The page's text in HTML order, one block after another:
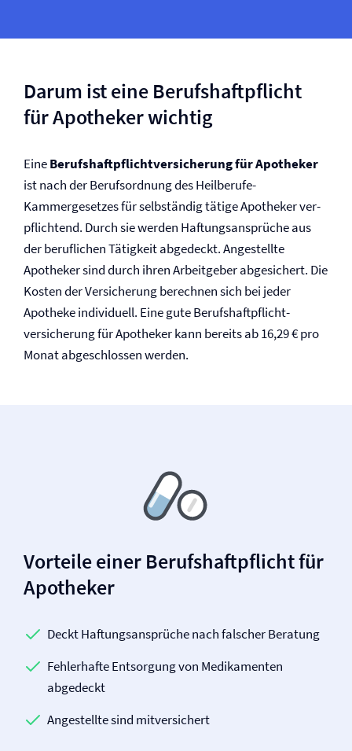
Darum ist eine Berufs­haftpflicht
für Apotheker wichtig
EineBerufs­haftpflicht­versicherung für Apotheker
ist nach der Berufsordnung des Heilberufe-
Kammergesetzes für selbständig tätige Apotheker ver­
pflichtend. Durch sie werden Haftungsansprüche aus
der beruflichen Tätigkeit abgedeckt. Angestellte
Apotheker sind durch ihren Arbeitgeber abgesichert. Die
Kosten der Versicherung berechnen sich bei jeder
Apotheke individuell. Eine gute Berufs­haftpflicht­
versicherung für Apotheker kann bereits ab 16,29 € pro
Monat abgeschlossen werden.
Vorteile einer Berufs­haftpflicht für
Apotheker
Deckt Haftungsansprüche nach falscher Beratung
Fehlerhafte Entsorgung von Medikamenten
abgedeckt
Angestellte sind mitversichert